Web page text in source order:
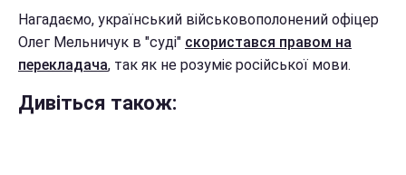
Нагадаємо, український військовополонений офіцер
Олег Мельничук в "суді" скористався правом на
перекладача, так як не розуміє російської мови.
Дивіться також: